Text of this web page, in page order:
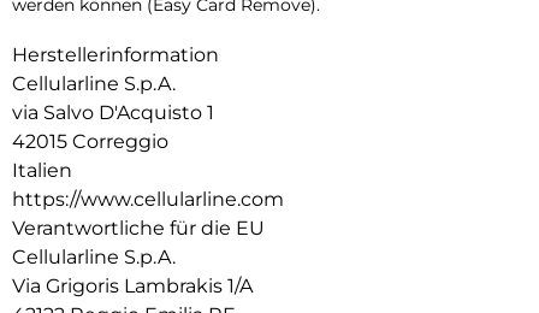
werden können (Easy Card Remove).
Herstellerinformation
Cellularline S.p.A.
via Salvo D'Acquisto 1
42015 Correggio
Italien
https://www.cellularline.com
Verantwortliche für die EU
Cellularline S.p.A.
Via Grigoris Lambrakis 1/A